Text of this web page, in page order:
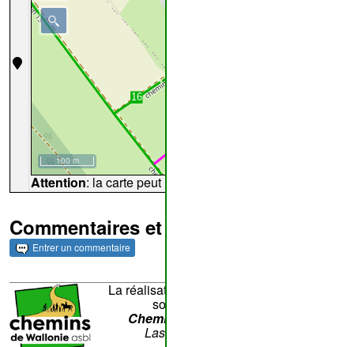
100 m
Attention: la carte peut ne pas refléter l'endroit extact
Commentaires et archives
Entrer un commentaire
La réalisation du site et son contenu sont
sous la responsabilité de
Chemins de Wallonie asbl
Laschet,8 - 4852 Hombourg